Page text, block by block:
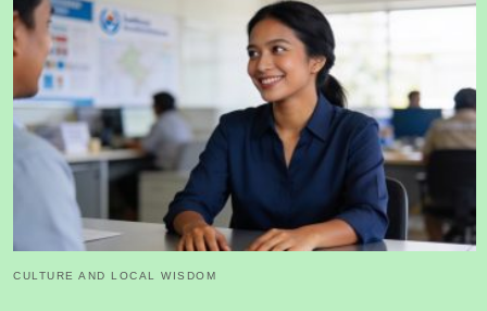
CULTURE AND LOCAL WISDOM